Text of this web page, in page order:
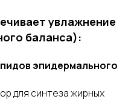
увлажнение
баланса):
эпидермального
для синтеза жирных